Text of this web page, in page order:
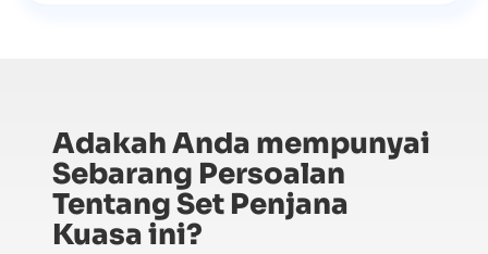
Adakah Anda mempunyai
Sebarang Persoalan
Tentang Set Penjana
Kuasa ini?